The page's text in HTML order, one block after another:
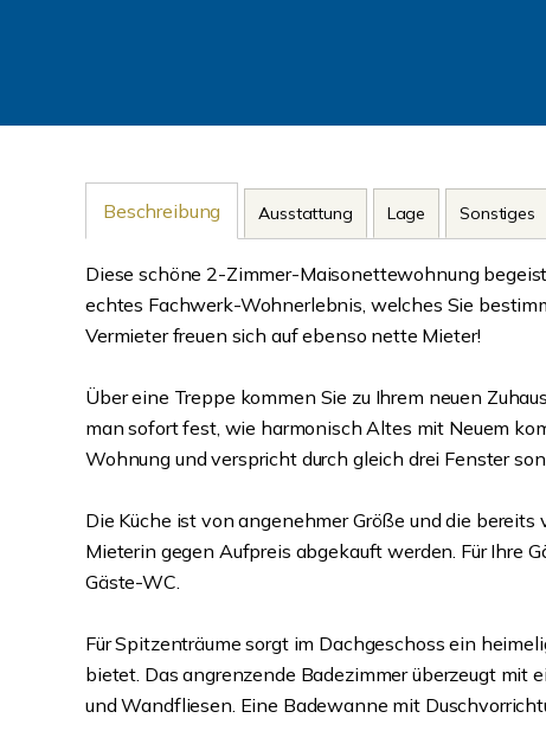
Beschreibung Ausstattung Lage Sonstiges
Diese schöne 2-Zimmer-Maisonettewohnung
echtes Fachwerk-Wohnerlebnis, welches Sie
Vermieter freuen sich auf ebenso nette Mieter!
Über eine Treppe kommen Sie zu Ihrem neuen
man sofort fest, wie harmonisch Altes mit Neuem
Wohnung und verspricht durch gleich drei Fenster
Die Küche ist von angenehmer Größe und die
Mieterin gegen Aufpreis abgekauft werden. Für Ihre
Gäste-WC.
Für Spitzenträume sorgt im Dachgeschoss ein
bietet. Das angrenzende Badezimmer überzeugt
und Wandfliesen. Eine Badewanne mit